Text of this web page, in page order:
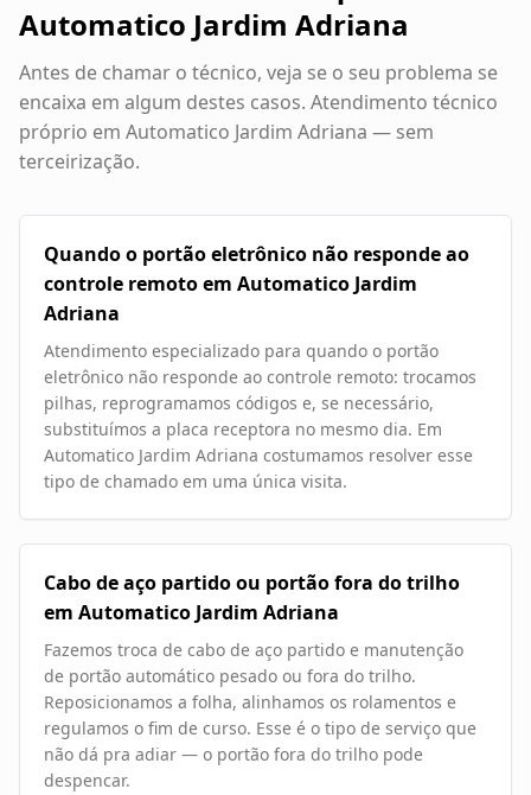
Automatico Jardim Adriana
Antes de chamar o técnico, veja se o seu problema se
encaixa em algum destes casos. Atendimento técnico
próprio em Automatico Jardim Adriana — sem
terceirização.
Quando o portão eletrônico não responde ao
controle remoto em Automatico Jardim
Adriana
Atendimento especializado para quando o portão
eletrônico não responde ao controle remoto: trocamos
pilhas, reprogramamos códigos e, se necessário,
substituímos a placa receptora no mesmo dia. Em
Automatico Jardim Adriana costumamos resolver esse
tipo de chamado em uma única visita.
Cabo de aço partido ou portão fora do trilho
em Automatico Jardim Adriana
Fazemos troca de cabo de aço partido e manutenção
de portão automático pesado ou fora do trilho.
Reposicionamos a folha, alinhamos os rolamentos e
regulamos o fim de curso. Esse é o tipo de serviço que
não dá pra adiar — o portão fora do trilho pode
despencar.